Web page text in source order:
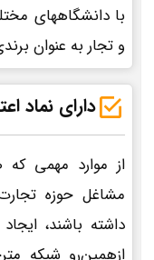
با دانشگاههای
و تجار به عنوان
دارای نماد
از موارد مهمی
مشاغل حوزه
داشته باشند،